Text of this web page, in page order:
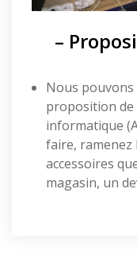
–
Nous
proposition de
informatique
faire, ramenez
accessoires
magasin, un